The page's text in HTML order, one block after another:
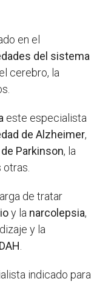
en el
del sistema
cerebro, la
este especialista
de Alzheimer,
Parkinson, la
de tratar
y la narcolepsia,
y la
indicado para